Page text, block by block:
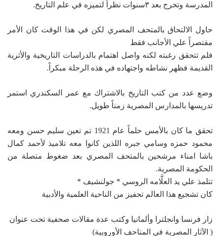
المدرسة وتخرج بعد ٣سنوات نظراً لتميزه في علم التاريخ.
حاول الالتحاق بالمتحف المصري لكن في هذا الوقت كان الأمر
مقتصراً علي الأجانب فقط
فلم تتحقق رغبته لكنه واصل اهتمام بالدراسات التاريخية والأثرية
القديمة فظهر نشاطه واجتهاده في هذه الرحلة مبكراً.
وضع عدد من كتب التاريخ بالاشتراك مع عمر السكندري استمر
تدريسها بالمدارس المصرية زمناً طويل.
تحقق ما كان بالأمس حلماً عام 1921 تم تعين سليم حسن ومعه
محمود حمزه وسامي جبره اللذين كانوا معه تلاميذ لأحمد كمال
باشا امناء مرشحين بالمتحف المصري بعد ضغوط متصلة من
الحكومة المصرية.
تتلمذ علي يد العلَّامه الروسي * جولنشيف *
كان تشجيع هذا العالم تحفيز من الناحية العلمية والأدبية
زار فرنسا وانجلترا وألمانيا وكتب عدة مقالات صحفية تحت عنوان
( الآثار المصرية في المتاحف الأوروبية)